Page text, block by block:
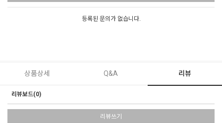
등록된 문의가 없습니다.
상품상세 Q&A 리뷰
리뷰보드(0)
리뷰쓰기